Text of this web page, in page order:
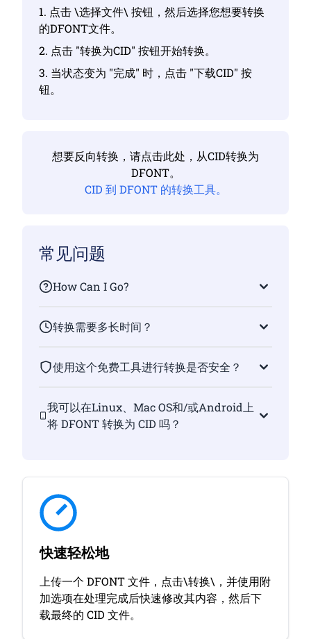
1. 点击 \选择文件\ 按钮，然后选择您想要转换
的DFONT文件。
2. 点击 "转换为CID" 按钮开始转换。
3. 当状态变为 "完成" 时，点击 "下载CID" 按
钮。
想要反向转换，请点击此处，从CID转换为
DFONT。
CID 到 DFONT 的转换工具。
常见问题
How Can I Go?
转换需要多长时间？
使用这个免费工具进行转换是否安全？
我可以在Linux、Mac OS和/或Android上
将 DFONT 转换为 CID 吗？
快速轻松地
上传一个 DFONT 文件，点击\转换\，并使用附
加选项在处理完成后快速修改其内容，然后下
载最终的 CID 文件。